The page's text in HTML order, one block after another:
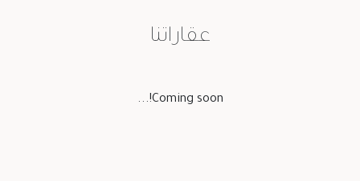
عقاراتنا
Coming soon!...